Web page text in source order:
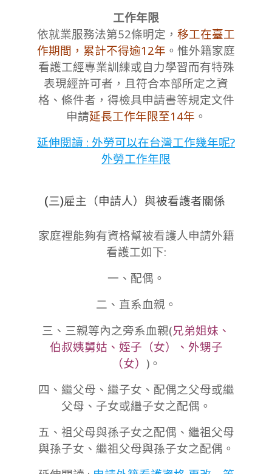
工作年限
依就業服務法第52條明定， 移工在臺工
作期間，累計不得逾12年 。惟外籍家庭
看護工經專業訓練或自力學習而有特殊
表現經許可者，且符合本部所定之資
格、條件者，得檢具申請書等規定文件
申請延長工作年限至14年 。
延伸閱讀 : 外勞可以在台灣工作幾年呢?
外勞工作年限
(三)雇主（申請人）與被看護者關係
家庭裡能夠有資格幫被看護人申請外籍
看護工如下:
一、配偶。
二、直系血親。
三、三親等內之旁系血親(兄弟姐妹、
伯叔姨舅姑、姪子（女）、外甥子
（女） )。
四、繼父母、繼子女、配偶之父母或繼
父母、子女或繼子女之配偶。
五、祖父母與孫子女之配偶、繼祖父母
與孫子女、繼祖父母與孫子女之配偶。